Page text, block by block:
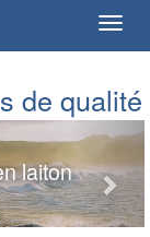
de qualité
Cloche